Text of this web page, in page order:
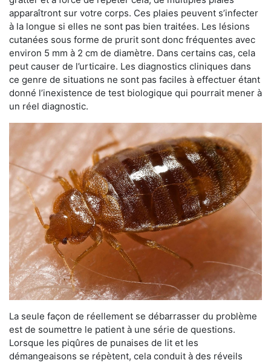
apparaîtront sur votre corps. Ces plaies peuvent s’infecter
à la longue si elles ne sont pas bien traitées. Les lésions
cutanées sous forme de prurit sont donc fréquentes avec
environ 5 mm à 2 cm de diamètre. Dans certains cas, cela
peut causer de l’urticaire. Les diagnostics cliniques dans
ce genre de situations ne sont pas faciles à effectuer étant
donné l’inexistence de test biologique qui pourrait mener à
un réel diagnostic.
La seule façon de réellement se débarrasser du problème
est de soumettre le patient à une série de questions.
Lorsque les piqûres de punaises de lit et les
démangeaisons se répètent, cela conduit à des réveils